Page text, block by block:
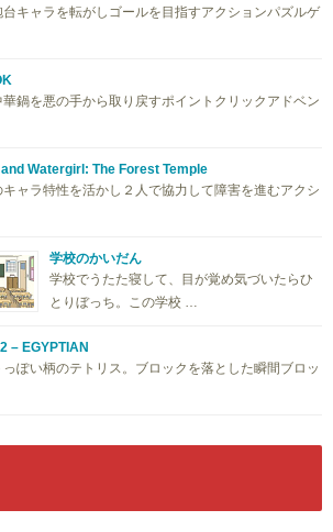
台キャラを転がしゴールを目指すアクションパズルゲ
鍋を悪の手から取り戻すポイントクリックアドベン
Watergirl: The Forest Temple
ャラ特性を活かし２人で協力して障害を進むアクシ
学校のかいだん
学校でうたた寝して、目が覚め気づいたらひ
とりぼっち。この学校 …
– EGYPTIAN
っぽい柄のテトリス。ブロックを落とした瞬間ブロッ